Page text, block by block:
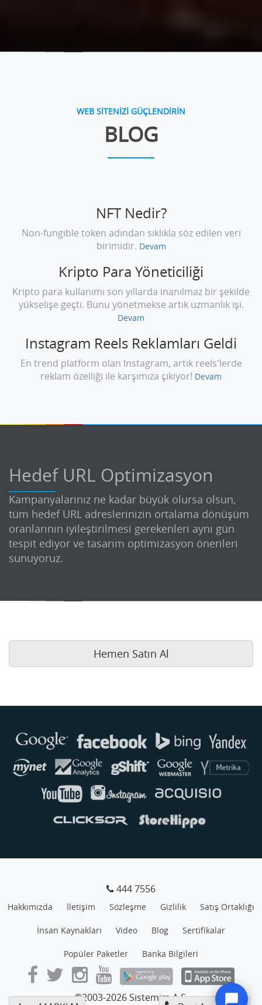
WEB SİTENİZİ GÜÇLENDİRİN
BLOG
NFT Nedir?
Non-fungible token adından sıklıkla söz edilen veri
birimidir. Devam
Kripto Para Yöneticiliği
Kripto para kullanımı son yıllarda inanılmaz bir şekilde
yükselişe geçti. Bunu yönetmekse artık uzmanlık işi.
Devam
Instagram Reels Reklamları Geldi
En trend platform olan Instagram, artık reels'lerde
reklam özelliği ile karşımıza çıkıyor! Devam
Hedef URL Optimizasyon
Kampanyalarınız ne kadar büyük olursa olsun,
tüm hedef URL adreslerinizin ortalama dönüşüm
oranlarının iyileştirilmesi gerekenleri aynı gün
tespit ediyor ve tasarım optimizasyon önerileri
sunuyoruz.
Hemen Satın Al
444 7556
Hakkımızda İletişim Sözleşme Gizlilik Satış Ortaklığı
İnsan Kaynakları Video Blog Sertifikalar
Popüler Paketler Banka Bilgileri
©2003-2026 Sistemim A.Ş.
Buse